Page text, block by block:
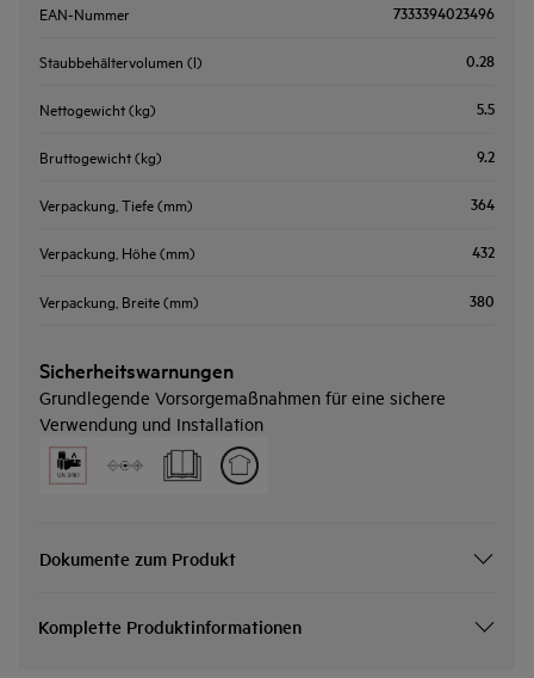
EAN-Nummer 7333394023496
Staubbehältervolumen (l) 0.28
Nettogewicht (kg) 5.5
Bruttogewicht (kg) 9.2
Verpackung, Tiefe (mm) 364
Verpackung, Höhe (mm) 432
Verpackung, Breite (mm) 380
Sicherheitswarnungen
Grundlegende Vorsorgemaßnahmen für eine sichere
Verwendung und Installation
Dokumente zum Produkt
Komplette Produktinformationen